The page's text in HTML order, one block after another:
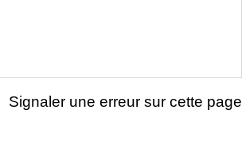
Signaler une erreur sur cette page